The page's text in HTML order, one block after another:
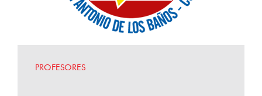
PROFESORES